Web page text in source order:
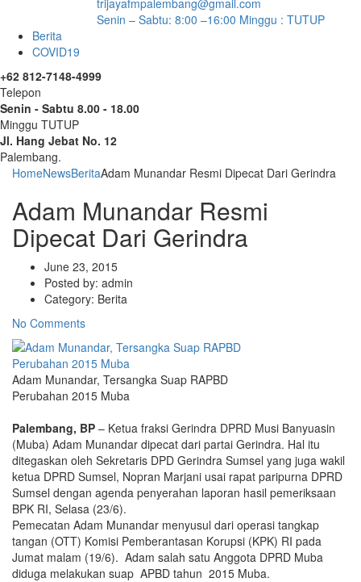
Senin – Sabtu: 8:00 –16:00 Minggu : TUTUP
Berita
COVID19
+62 812-7148-4999
Telepon
Senin - Sabtu 8.00 - 18.00
Minggu TUTUP
Jl. Hang Jebat No. 12
Palembang.
HomeNewsBeritaAdam Munandar Resmi Dipecat Dari Gerindra
Adam Munandar Resmi
Dipecat Dari Gerindra
June 23, 2015
Posted by: admin
Category: Berita
No Comments
Adam Munandar, Tersangka Suap RAPBD
Perubahan 2015 Muba
Palembang, BP – Ketua fraksi Gerindra DPRD Musi Banyuasin
(Muba) Adam Munandar dipecat dari partai Gerindra. Hal itu
ditegaskan oleh Sekretaris DPD Gerindra Sumsel yang juga wakil
ketua DPRD Sumsel, Nopran Marjani usai rapat paripurna DPRD
Sumsel dengan agenda penyerahan laporan hasil pemeriksaan
BPK RI, Selasa (23/6).
Pemecatan Adam Munandar menyusul dari operasi tangkap
tangan (OTT) Komisi Pemberantasan Korupsi (KPK) RI pada
Jumat malam (19/6). Adam salah satu Anggota DPRD Muba
diduga melakukan suap APBD tahun 2015 Muba.